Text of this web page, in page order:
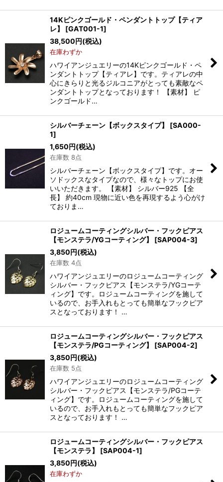
14Kピンクゴールド・ペンダントトップ【ティア
レ】
[GAT001-1]
38,500円(税込)
在庫わずか
ハワイアンジュエリーの14Kピンクゴールド・ペ
ンダントトップ【ティアレ】です。ティアレの中
心にきらりと光るジルコニアがとっても素敵なペ
ンダントトップとなっております！ 【素材】 ピ
ンクゴールド…
シルバーチェーン【ボックスタイプ】 [SA000-
1]
1,650円(税込)
在庫数 8点
シルバーチェーン【ボックスタイプ】です。オー
ソドックスなタイプなので、様々なトップにお使
いいただきます。 【素材】 シルバー925 【全
長】 約40cm 現物に近い色を再現するよう心がけ
ておりま…
ロジュームコーティングシルバー・フックピアス
【モンステラ/YGコーティング】
[SAP004-3]
3,850円(税込)
在庫数 4点
ハワイアンジュエリーのロジュームコーティング
シルバー・フックピアス【モンステラ/YGコーテ
ィング】です。ロジュームコーティングを施して
いるので、お手入れもとっても簡単なフックピア
スとなっております！ …
ロジュームコーティングシルバー・フックピアス
【モンステラ/PGコーティング】
[SAP004-2]
3,850円(税込)
在庫数 5点
ハワイアンジュエリーのロジュームコーティング
シルバー・フックピアス【モンステラ/PGコーテ
ィング】です。ロジュームコーティングを施して
いるので、お手入れもとっても簡単なフックピア
スとなっております！ …
ロジュームコーティングシルバー・フックピアス
【モンステラ】
[SAP004-1]
3,850円(税込)
在庫わずか